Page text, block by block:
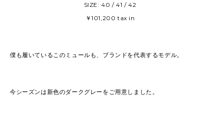
SIZE: 40 / 41 / 42
￥101,200 tax in
僕も履いているこのミュールも、ブランドを代表するモデル。
今シーズンは新色のダークグレーをご用意しました。